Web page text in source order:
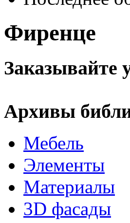
Фиренце
Заказывайте
Архивы
Мебель
Элементы
Материалы
3D фасады